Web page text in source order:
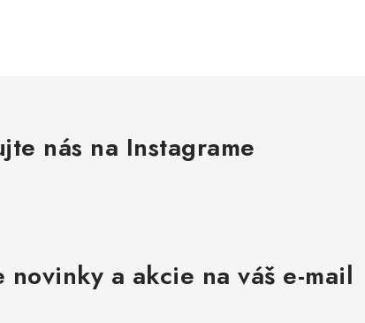
nás na Instagrame
novinky a akcie na váš e-mail